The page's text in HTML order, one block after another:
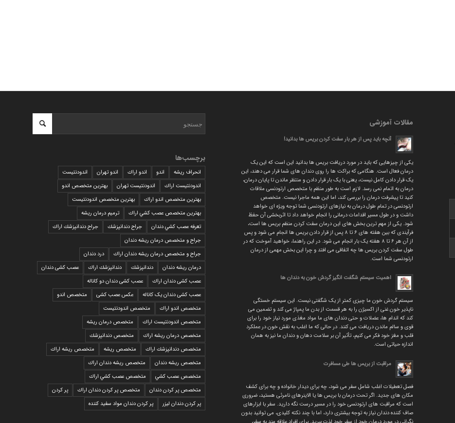
مقالات آموزشی
آنچه باید پس از هر بار سفت کردن بریس ها بدانید!
یکی از چیزهایی که باید در مورد دریافت بریس ها بدانید این است که این یک
درمان فعال است. هنگامی که براکت ها را روی دندان های شما قرار می دهند، این
یک قرار دادن کامل نیست، یعنی با یک بار قرار دادن و منتظر ماندن تا پایان درمان،
درمان به اتمام نمی رسد. لازم است به طور منظم با متخصص ارتودنسی ملاقات
کنید تا پیشرفت درمان را بررسی کند، اما این همه ماجرا نیست. متخصص
ارتودنسی در تمام طول درمان به نیازهای ارتودنسی شما توجه ویژه ای خواهد
داشت و در طول مسیر اقدامات درمانی را انجام خواهد داد تا اثربخشی آن حفظ
شود. یکی از مهم ترین بخش های این درمان سفت کردن منظم بریس ها است،
فرآیندی که بین هفته های ۶ تا ۸ پس از قرار دادن بریس ها انجام می شود و پس
از آن هر ۶ تا ۸ هفته یک بار انجام می شود. در این راهنما، خواهید آموخت که در
طول سفت کردن بریس ها چه اتفاقی می افتد و چرا این بخش مهمی از درمان
ارتودنسی شما است.
اهمیت سیستم شگفت انگیز گردش خون به دندان ها
سیستم گردش خون ما چیزی کمتر از یک شگفتی نیست. این سیستم خستگی
ناپذیر خون غنی از اکسیژن را به هر قسمت از بدن ما پمپاژ می کند و تضمین می
کند که اندام ها، عضلات و حتی دندان های ما مواد مغذی مورد نیاز خود را برای
قوی و سالم ماندن دریافت می کنند. در حالی که ما اغلب به نقش خون در عملکرد
قلب و مغز خود فکر می کنیم، تأثیر آن بر سلامت دهان و دندان ما نیز به همان
اندازه حیاتی است.
مراقبت از بریس ها طی مسافرت
فصل تعطیلات اغلب شامل سفر می شود، چه برای دیدار خانواده و چه برای کشف
مکان های جدید. اگر تحت درمان با بریس ها یا الاینرهای نامرئی هستید، ضروری
است که مراقبت های ارتودنسی خود را در مسیر درست نگه دارید. سفر با ابزارهای
صاف کننده دندان نیاز به توجه بیشتری دارد، اما با چند نکته کلیدی، می توانید بدون
برچسب‌ها
انحراف ریشه اندو اندو اراك اندو تهران
اندودنتیست
اندودنتیست اراك
اندودنتیست تهران
بهترين متخصص اندو
بهترين متخصص اندو اراك
بهترين متخصص اندودنتيست
بهترين متخصص عصب كشي اراك
ترمیم درمان ریشه
تعرفه عصب كشي دندان
جراح دندانپزشك
جراح دندانپزشك اراك
جراح و متخصص درمان ریشه دندان
جراح و متخصص درمان ریشه دندان اراك
درد دندان
درمان ریشه دندان
دندانپزشك دندانپزشك اراك
عصب کشی دندان
عصب کشی دندان اراك
عصب کشی دندان دو کاناله
عصب کشی دندان یک کاناله
عکس عصب کشی
متخصص اندو
متخصص اندو اراك
متخصص اندودنتيست
متخصص اندودنتيست اراك
متخصص درمان ريشه
متخصص درمان ريشه اراك
متخصص دندانپزشك
متخصص دندانپزشك اراك
متخصص ريشه
متخصص ريشه اراك
متخصص ريشه دندان
متخصص ريشه دندان اراك
متخصص عصب كشي
متخصص عصب كشي اراك
متخصص پر كردن دندان
متخصص پر كردن دندان اراك
پر كردن
پر كردن دندان ليزر
پر كردن دندان مواد سفيد كننده